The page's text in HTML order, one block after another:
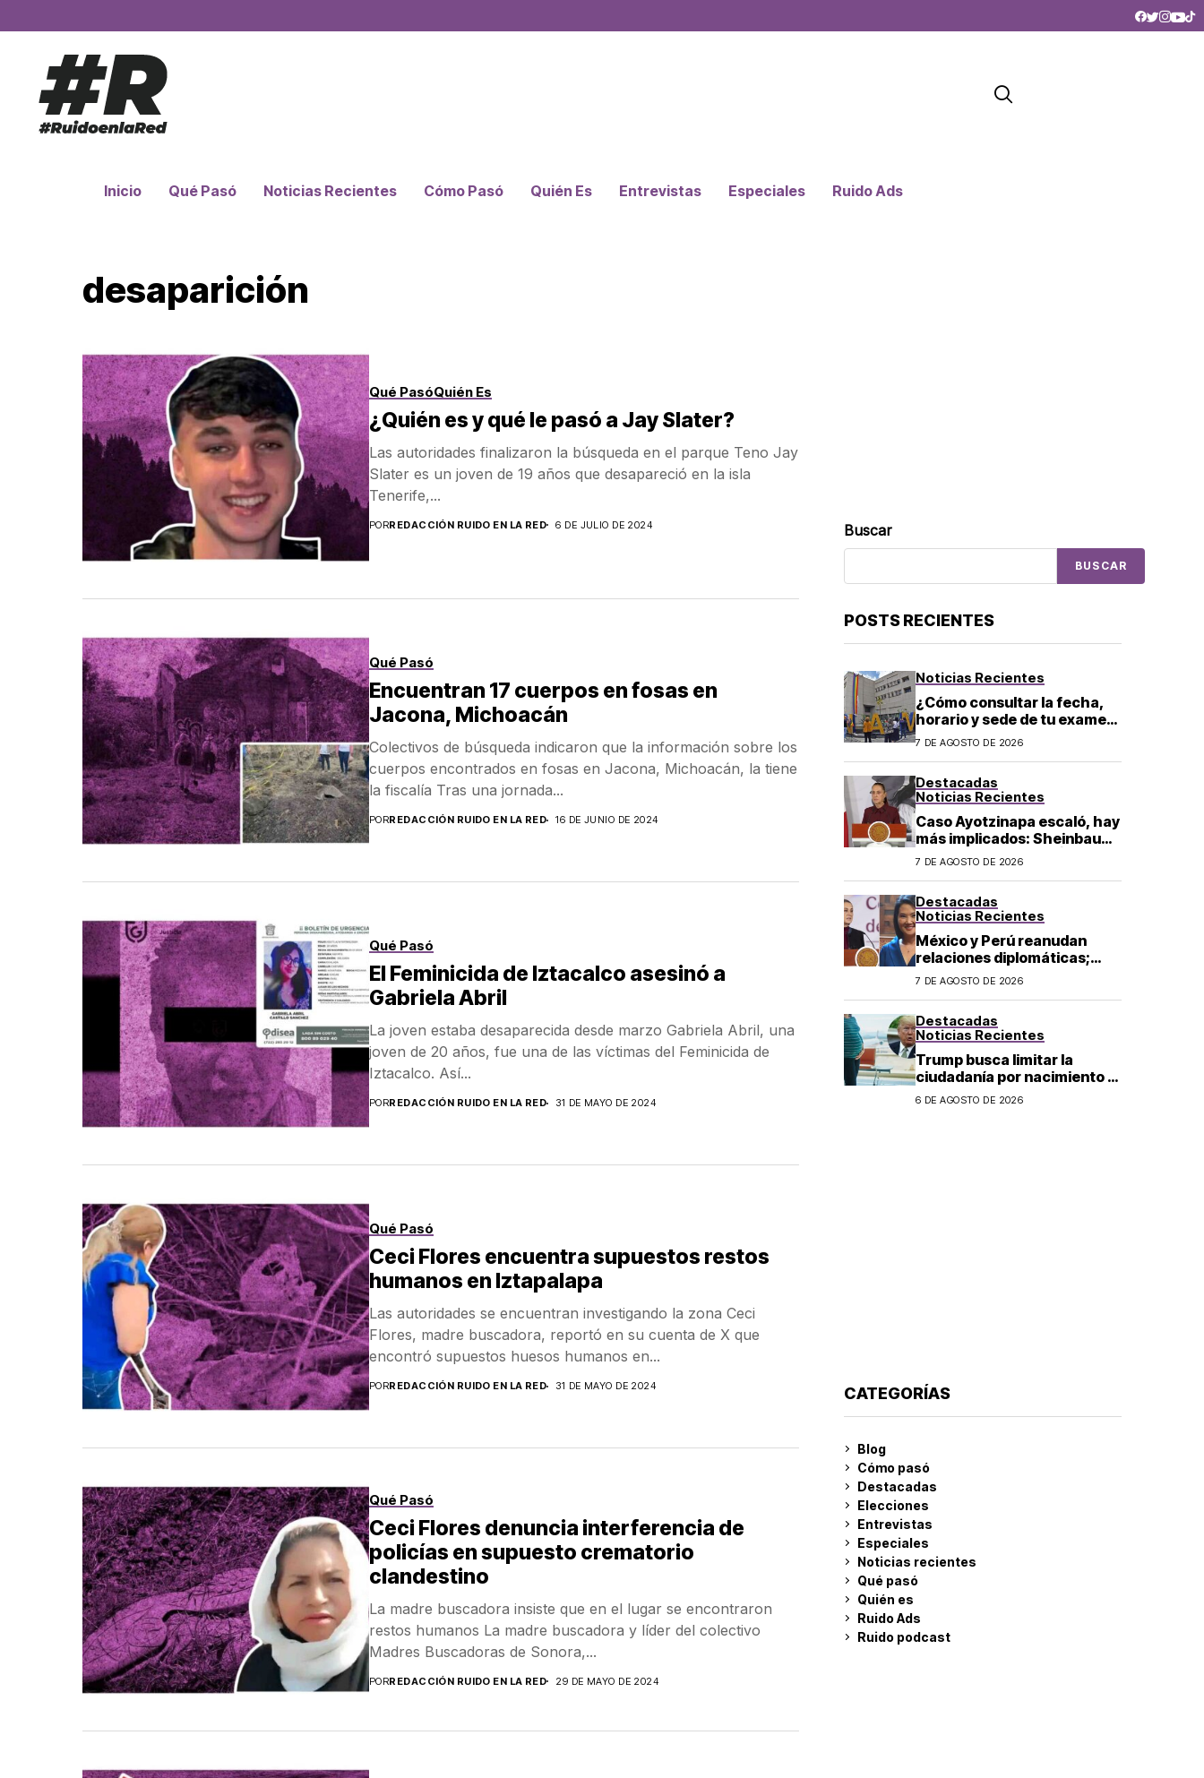
Inicio Qué Pasó Noticias Recientes Cómo Pasó Quién Es Entrevistas Especiales Ruido Ads
desaparición
Qué PasóQuién Es
¿Quién es y qué le pasó a Jay Slater?
Las autoridades finalizaron la búsqueda en el parque Teno Jay
Slater es un joven de 19 años que desapareció en la isla
Tenerife,...
PORREDACCIÓN RUIDO EN LA RED 6 DE JULIO DE 2024
Qué Pasó
Encuentran 17 cuerpos en fosas en
Jacona, Michoacán
Colectivos de búsqueda indicaron que la información sobre los
cuerpos encontrados en fosas en Jacona, Michoacán, la tiene
la fiscalía Tras una jornada...
PORREDACCIÓN RUIDO EN LA RED 16 DE JUNIO DE 2024
Qué Pasó
El Feminicida de Iztacalco asesinó a
Gabriela Abril
La joven estaba desaparecida desde marzo Gabriela Abril, una
joven de 20 años, fue una de las víctimas del Feminicida de
Iztacalco. Así...
PORREDACCIÓN RUIDO EN LA RED 31 DE MAYO DE 2024
Qué Pasó
Ceci Flores encuentra supuestos restos
humanos en Iztapalapa
Las autoridades se encuentran investigando la zona Ceci
Flores, madre buscadora, reportó en su cuenta de X que
encontró supuestos huesos humanos en...
PORREDACCIÓN RUIDO EN LA RED 31 DE MAYO DE 2024
Qué Pasó
Ceci Flores denuncia interferencia de
policías en supuesto crematorio
clandestino
La madre buscadora insiste que en el lugar se encontraron
restos humanos La madre buscadora y líder del colectivo
Madres Buscadoras de Sonora,...
PORREDACCIÓN RUIDO EN LA RED 29 DE MAYO DE 2024
Buscar
BUSCAR
POSTS RECIENTES
Noticias Recientes
¿Cómo consultar la fecha,
horario y sede de tu examen
de control presencial? La
7 DE AGOSTO DE 2026
Destacadas
Noticias Recientes
Caso Ayotzinapa escaló, hay
más implicados: Sheinbaum
sobre detención de Ángel
7 DE AGOSTO DE 2026
Destacadas
Noticias Recientes
México y Perú reanudan
relaciones diplomáticas;
Sheinbaum confirma llegada
7 DE AGOSTO DE 2026
Destacadas
Noticias Recientes
Trump busca limitar la
ciudadanía por nacimiento y
el «turismo de parto» en EU;
6 DE AGOSTO DE 2026
CATEGORÍAS
Blog
Cómo pasó
Destacadas
Elecciones
Entrevistas
Especiales
Noticias recientes
Qué pasó
Quién es
Ruido Ads
Ruido podcast